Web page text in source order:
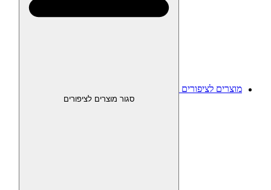
מוצרים לציפורים
סגור מוצרים לציפורים